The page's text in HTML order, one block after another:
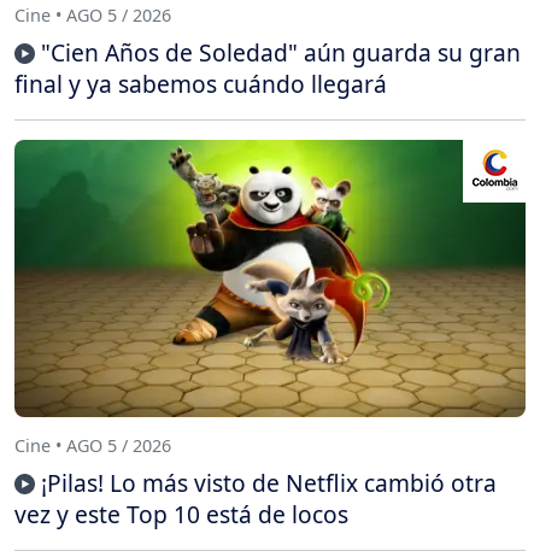
Cine • AGO 5 / 2026
"Cien Años de Soledad" aún guarda su gran
final y ya sabemos cuándo llegará
Cine • AGO 5 / 2026
¡Pilas! Lo más visto de Netflix cambió otra
vez y este Top 10 está de locos